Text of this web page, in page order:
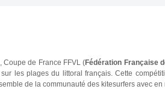
, Coupe de France FFVL (Fédération Française
les plages du littoral français. Cette
de la communauté des kitesurfers avec